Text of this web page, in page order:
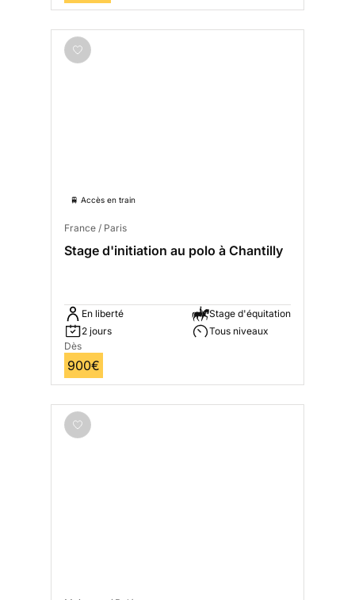
🚆 Accès en train
France / Paris
Stage d'initiation au polo à Chantilly
En liberté
2 jours
Stage d'équitation
Tous niveaux
Dès
900€